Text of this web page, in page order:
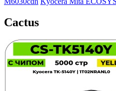
Cactus